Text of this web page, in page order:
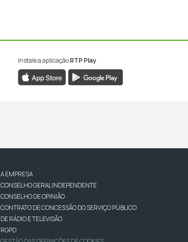
Instale a aplicaçãoRTP Play
A EMPRESA
CONSELHO GERAL INDEPENDENTE
CONSELHO DE OPINIÃO
CONTRATO DE CONCESSÃO DO SERVIÇO PÚBLICO
DE RÁDIO E TELEVISÃO
RGPD